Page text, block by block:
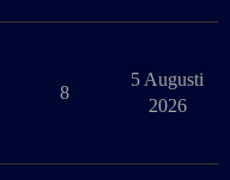
8
5 Augusti
2026